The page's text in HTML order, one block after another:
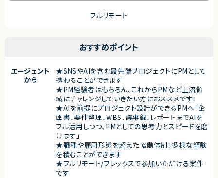
フルリモート
おすすめポイント
エージェント
から
★SNSやAIを含む最先端プロジェクトにPMとして
携わることができます
★PM経験者はもちろん、これからPMなど上流領
域にチャレンジしていきたい方におススメです！
★AIを前提にプロジェクト設計ができるPMへ「企
画書、要件整理、WBS、議事録、レポートまでAIを
フル活用しつつ、PMとしての思考力とスピードを磨
けます」
★職種や雇用形態を超えた協働体制！多様な経験
を積むことができます
★フルリモート/フレックスで参加いただける案件
です